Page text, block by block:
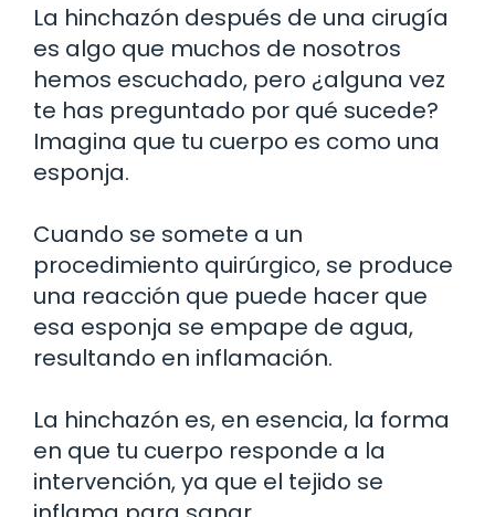
La hinchazón después de una cirugía
es algo que muchos de nosotros
hemos escuchado, pero ¿alguna vez
te has preguntado por qué sucede?
Imagina que tu cuerpo es como una
esponja.
Cuando se somete a un
procedimiento quirúrgico, se produce
una reacción que puede hacer que
esa esponja se empape de agua,
resultando en inflamación.
La hinchazón es, en esencia, la forma
en que tu cuerpo responde a la
intervención, ya que el tejido se